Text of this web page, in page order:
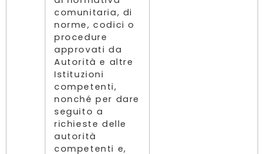
comunitaria, di
norme, codici o
procedure
approvati da
Autorità e altre
Istituzioni
competenti,
nonché per dare
seguito a
richieste delle
autorità
competenti e,